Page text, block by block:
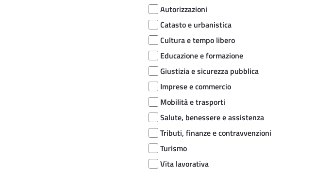
Autorizzazioni
Catasto e urbanistica
Cultura e tempo libero
Educazione e formazione
Giustizia e sicurezza pubblica
Imprese e commercio
Mobilità e trasporti
Salute, benessere e assistenza
Tributi, finanze e contravvenzioni
Turismo
Vita lavorativa